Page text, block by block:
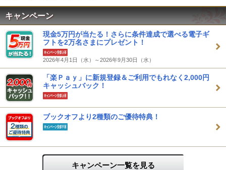
キャンペーン
現金5万円が当たる！さらに条件達成で選べる電子ギ
フトを2万名さまにプレゼント！
2026年4月1日（水）～2026年9月30日（水）
「楽Ｐａｙ」に新規登録＆ご利用でもれなく2,000円
キャッシュバック！
ブックオフより2種類のご優待特典！
キャンペーン一覧を見る